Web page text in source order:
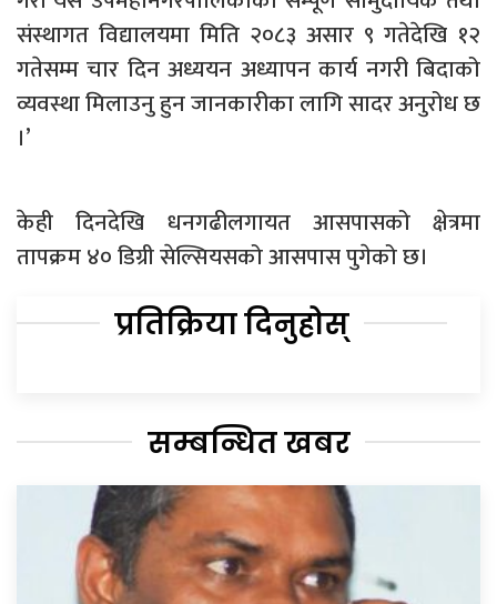
संस्थागत विद्यालयमा मिति २०८३ असार ९ गतेदेखि १२
गतेसम्म चार दिन अध्ययन अध्यापन कार्य नगरी बिदाको
व्यवस्था मिलाउनु हुन जानकारीका लागि सादर अनुरोध छ
।’
केही दिनदेखि धनगढीलगायत आसपासको क्षेत्रमा
तापक्रम ४० डिग्री सेल्सियसको आसपास पुगेको छ।
प्रतिक्रिया दिनुहोस्
सम्बन्धित खबर